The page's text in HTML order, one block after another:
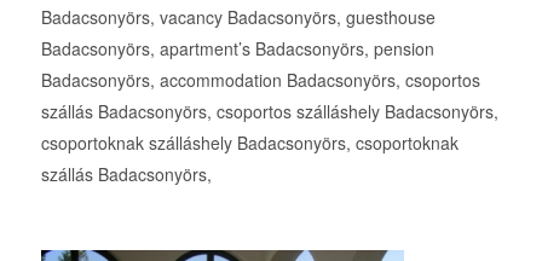
Badacsonyörs, vacancy Badacsonyörs, guesthouse
Badacsonyörs, apartment’s Badacsonyörs, pension
Badacsonyörs, accommodation Badacsonyörs, csoportos
szállás Badacsonyörs, csoportos szálláshely Badacsonyörs,
csoportoknak szálláshely Badacsonyörs, csoportoknak
szállás Badacsonyörs,